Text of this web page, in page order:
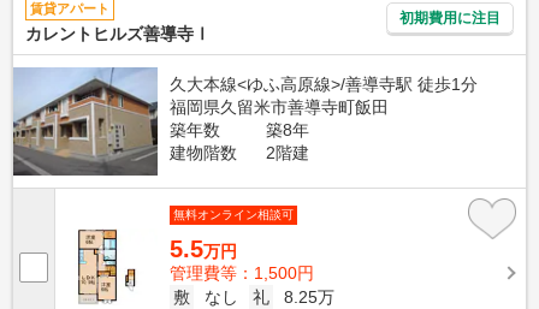
賃貸アパート
カレントヒルズ善導寺Ⅰ
初期費用に注目
久大本線<ゆふ高原線>/善導寺駅 徒歩1分
福岡県久留米市善導寺町飯田
築年数
築8年
建物階数
2階建
無料オンライン相談可
5.5万円
管理費等：1,500円
敷
なし 礼
8.25万